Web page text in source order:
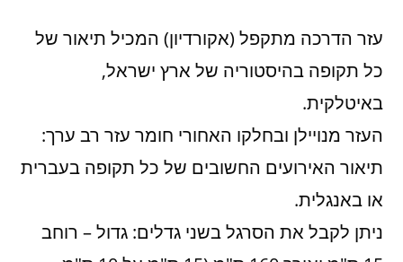
עזר הדרכה מתקפל (אקורדיון) המכיל תיאור של
כל תקופה בהיסטוריה של ארץ ישראל,
באיטלקית.
העזר מנויילן ובחלקו האחורי חומר עזר רב ערך:
תיאור האירועים החשובים של כל תקופה בעברית
או באנגלית.
ניתן לקבל את הסרגל בשני גדלים: גדול – רוחב